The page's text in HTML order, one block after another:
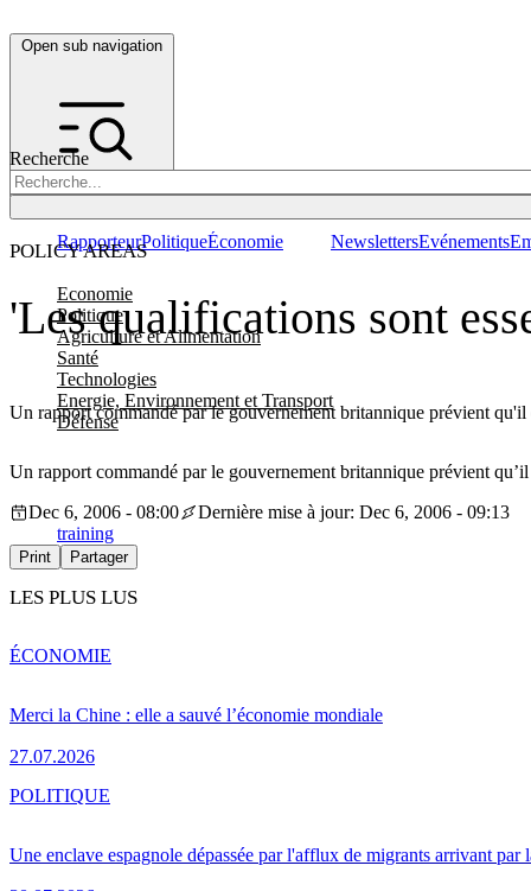
Open sub navigation
Recherche
POLICY AREAS
Economie
Politique
Agriculture et Alimentation
Santé
Technologies
Energie, Environnement et Transport
Défense
RapporteurPolitiqueÉconomie NewslettersEvénements
'Les qualifications sont
Un rapport commandé par le gouvernement britannique prévient
Un rapport commandé par le gouvernement britannique prévient
Dec 6, 2006 - 08:00
Dernière mise à jour: Dec 6, 2006 - 09:13
training
Print Partager
LES PLUS LUS
Merci la Chine : elle a sauvé l’économie mondiale
27.07.2026
ÉCONOMIE
Une enclave espagnole dépassée par l'afflux de migrants arrivant par
POLITIQUE